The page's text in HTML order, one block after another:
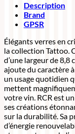
Description
Brand
GPSR
Élégants verres en
la collection Tattoo.
d’une largeur de
ajoute du caractère
un usage quotidien
mettent
votre vin. RCR est
ses créations
sur la durabilité. Sa
d’énergie